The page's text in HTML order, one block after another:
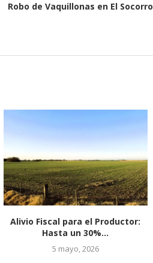
Robo de Vaquillonas en El Socorro
El Socorro se prepara para vivir
una gran...
24 febrero, 2026